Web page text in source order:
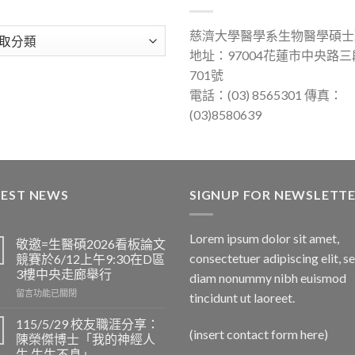
慈濟大學醫學系生物醫學碩
地址：97004花蓮市中央路三
701號
電話：(03) 8565301 傳真：
(03)8580639
NEWS
敬邀=生醫碩2026看板論文
競賽於6/12上午9:30在D區
3樓中央走廊舉行
在
邀
=
生
留言功能已關閉
115/5/29 校友職涯分享：
陳榮傑博士「我的神經人
SIGNUP FOR
Lorem ipsum dolor sit amet,
consectetuer adipiscing elit,
diam nonummy nibh euismod
tincidunt ut laoreet.
(insert contact form here)